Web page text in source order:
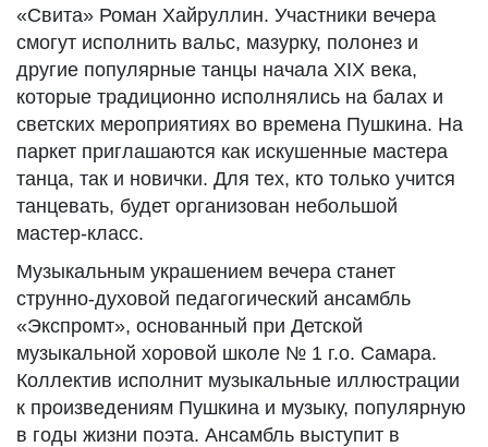
«Свита» Роман Хайруллин. Участники вечера
смогут исполнить вальс, мазурку, полонез и
другие популярные танцы начала XIX века,
которые традиционно исполнялись на балах и
светских мероприятиях во времена Пушкина. На
паркет приглашаются как искушенные мастера
танца, так и новички. Для тех, кто только учится
танцевать, будет организован небольшой
мастер-класс.
Музыкальным украшением вечера станет
струнно-духовой педагогический ансамбль
«Экспромт», основанный при Детской
музыкальной хоровой школе № 1 г.о. Самара.
Коллектив исполнит музыкальные иллюстрации
к произведениям Пушкина и музыку, популярную
в годы жизни поэта. Ансамбль выступит в